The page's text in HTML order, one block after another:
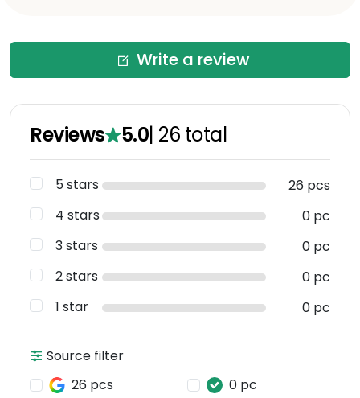
Write a review
Reviews 5.0| 26 total
5 stars
26 pcs
4 stars
0 pc
3 stars
0 pc
2 stars
0 pc
1 star
0 pc
Source filter
26 pcs
0 pc